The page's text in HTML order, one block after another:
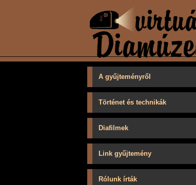
A gyűjteményről
Történet és technikák
Diafilmek
Link gyűjtemény
Rólunk írták